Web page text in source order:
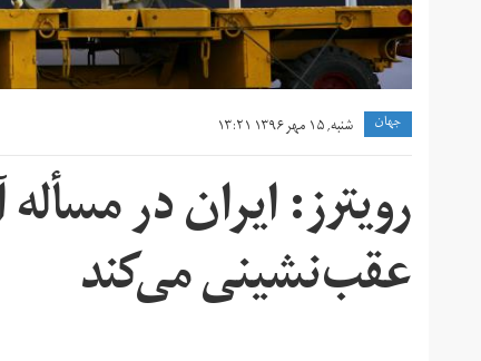
جهان شنبه, ۱۵ مهر ۱۳۹۶ ۱۳:۲۱
رویترز: ایران در
عقب‌نشینی می‌کند